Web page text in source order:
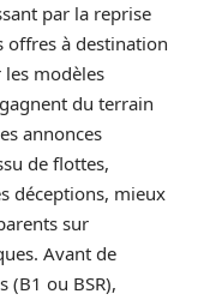
par la reprise
offres à destination
modèles
du terrain
annonces
de flottes,
déceptions, mieux
sur
Avant de
(B1 ou BSR),